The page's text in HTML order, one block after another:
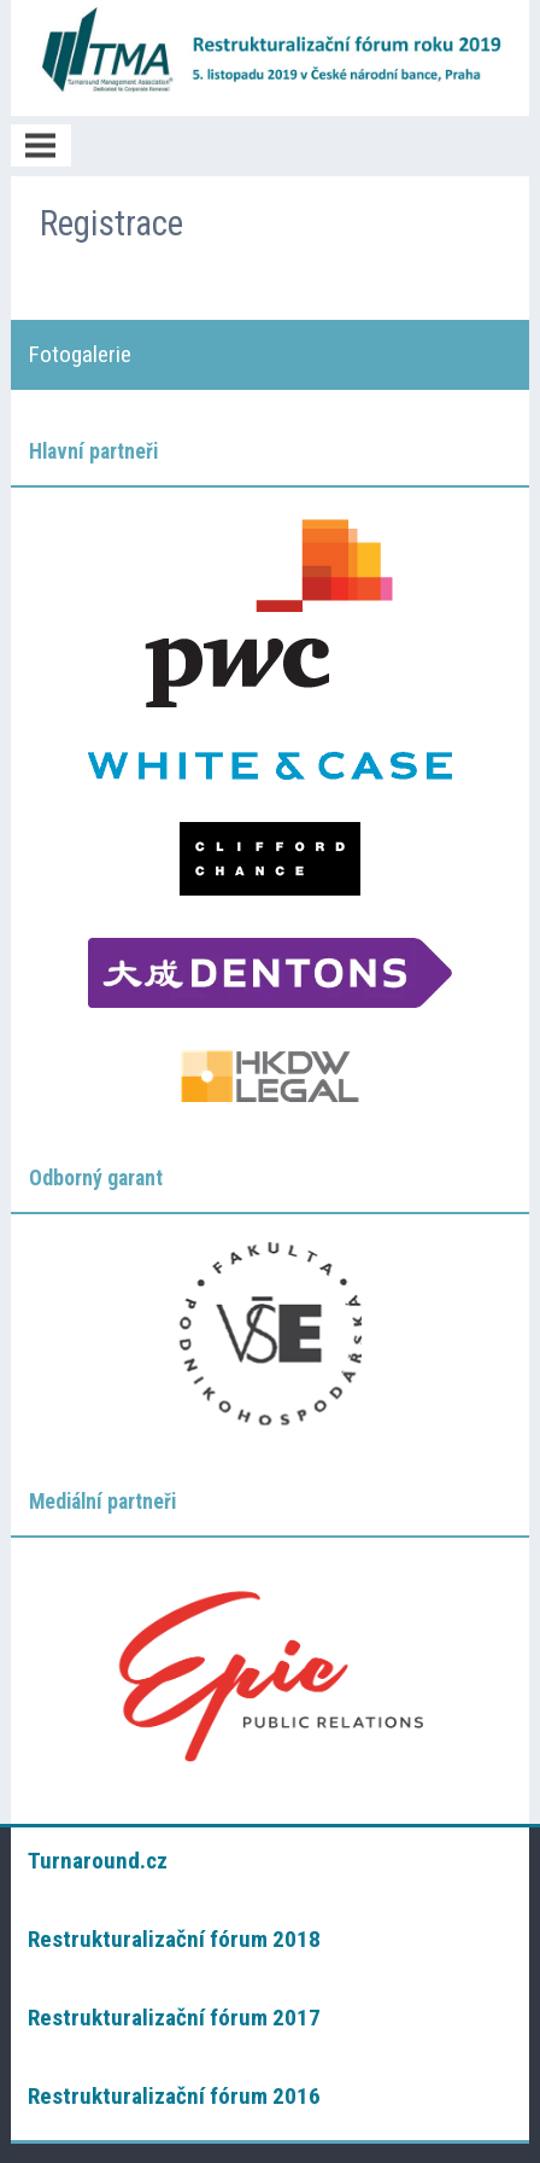
Poděkování
Informace
Program
Registrace
Fotogalerie
Hlavní partneři
Odborný garant
Mediální partneři
Turnaround.cz
Restrukturalizační fórum 2018
Restrukturalizační fórum 2017
Restrukturalizační fórum 2016